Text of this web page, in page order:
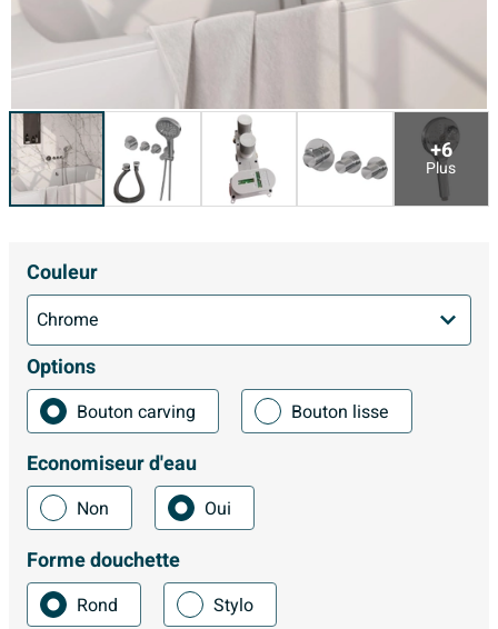
+6
Plus
Couleur
Options
Bouton carving Bouton lisse
Economiseur d'eau
Non Oui
Forme douchette
Rond Stylo